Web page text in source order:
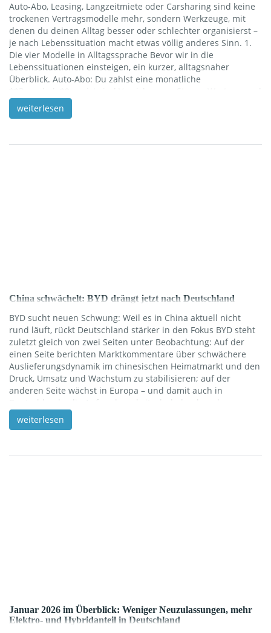
Auto-Abo, Leasing, Langzeitmiete oder Carsharing sind keine
trockenen Vertragsmodelle mehr, sondern Werkzeuge, mit
denen du deinen Alltag besser oder schlechter organisierst –
je nach Lebenssituation macht etwas völlig anderes Sinn. 1.
Die vier Modelle in Alltagssprache Bevor wir in die
Lebenssituationen einsteigen, ein kurzer, alltagsnaher
Überblick. Auto-Abo: Du zahlst eine monatliche
**Pauschale**, meist sind Versicherung, Steuer, Wartung und
oft auch Reifen schon drin – du musst im Grunde nur noch
tanken bzw. laden. Leasing: Du fährst ein Auto für 2–5 Jahre
weiterlesen
China schwächelt: BYD drängt jetzt nach Deutschland
BYD sucht neuen Schwung: Weil es in China aktuell nicht
rund läuft, rückt Deutschland stärker in den Fokus BYD steht
zuletzt gleich von zwei Seiten unter Beobachtung: Auf der
einen Seite berichten Marktkommentare über schwächere
Auslieferungsdynamik im chinesischen Heimatmarkt und den
Druck, Umsatz und Wachstum zu stabilisieren; auf der
anderen Seite wächst in Europa – und damit auch in
Deutschland – die Aufmerksamkeit, ob dadurch mehr
Fahrzeuge offensiver hierher geschoben werden. Das lässt
sich neutral so einordnen: Wenn ein Hersteller in einem
weiterlesen
Januar 2026 im Überblick: Weniger Neuzulassungen, mehr
Elektro- und Hybridanteil in Deutschland